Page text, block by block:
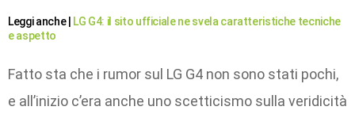
Leggi anche |
LG G4: il sito ufficiale ne svela caratteristiche tecniche
e aspetto
Fatto sta che i rumor sul LG G4 non sono stati pochi,
e all’inizio c’era anche uno scetticismo sulla veridicità